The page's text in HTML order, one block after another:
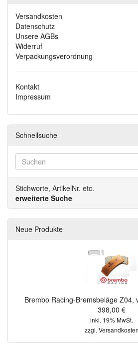
Versandkosten
Datenschutz
Unsere AGBs
Widerruf
Verpackungsverordnung
Kontakt
Impressum
Schnellsuche
Stichworte, ArtikelNr. etc.
erweiterte Suche
Neue Produkte
Brembo Racing-Bremsbeläge Z04,
398,00 €
inkl. 19% MwSt.
zzgl. Versandkosten